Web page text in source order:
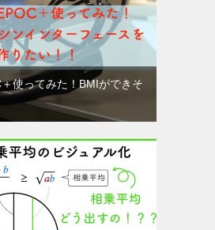
使ってみた！BMIができそ